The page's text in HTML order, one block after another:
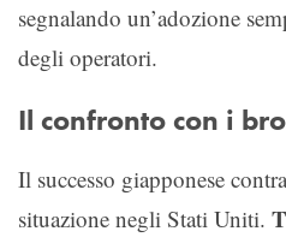
segnalando un’adozione
degli operatori.
Il confronto con i
Il successo giapponese
situazione negli Stati Uniti.